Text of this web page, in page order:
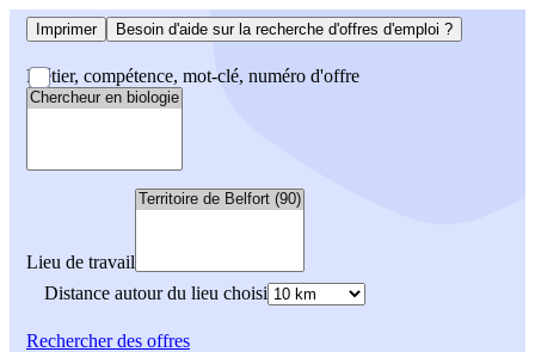
Imprimer Besoin d'aide sur la recherche d'offres d'emploi ?
Métier, compétence, mot-clé, numéro d'offre
Lieu de travail
Distance autour du lieu choisi
Rechercherdes offres